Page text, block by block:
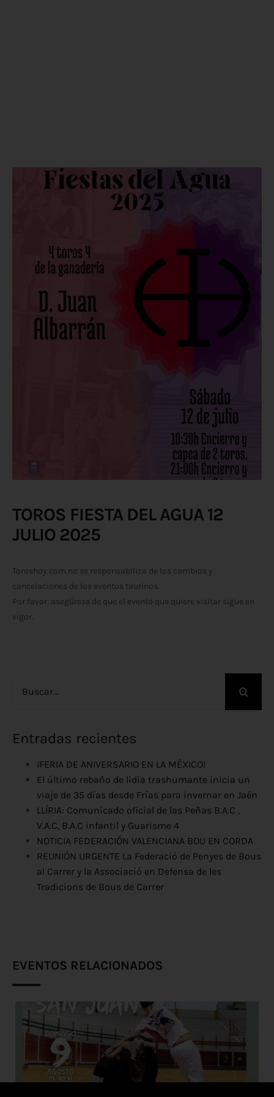
TOROS FIESTA DEL AGUA 12
JULIO 2025
Toroshoy.com no se responsabiliza de los cambios y
cancelaciones de los eventos taurinos.
Por favor, asegúrese de que el evento que quiere visitar sigue en
vigor.
Entradas recientes
¡FERIA DE ANIVERSARIO EN LA MÉXICO!
El último rebaño de lidia trashumante inicia un
viaje de 35 días desde Frías para invernar en Jaén
LLÍRIA: Comunicado oficial de las Peñas B.A.C ,
V.A.C, B.A.C infantil y Guarisme 4
NOTICIA FEDERACIÓN VALENCIANA BOU EN CORDA
REUNIÓN URGENTE La Federació de Penyes de Bous
al Carrer y la Associació en Defensa de les
Tradicions de Bous de Carrer
EVENTOS RELACIONADOS